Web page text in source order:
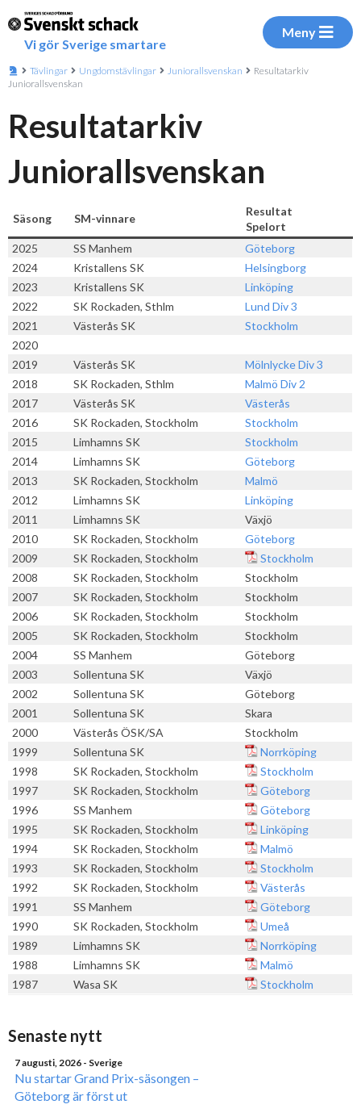
Vi gör Sverige smartare
Meny
Tävlingar Ungdomstävlingar Juniorallsvenskan
Resultatarkiv
Juniorallsvenskan
Resultatarkiv
Juniorallsvenskan
Säsong SM-vinnare
Resultat
Spelort
2025
SS Manhem
Göteborg
2024
Kristallens SK
Helsingborg
2023
Kristallens SK
Linköping
2022
SK Rockaden, Sthlm Lund Div 3
2021
Västerås SK
Stockholm
2020
2019
Västerås SK MölnlyckeDiv 3
2018
SK Rockaden, Sthlm Malmö Div 2
2017
Västerås SK
Västerås
2016
SK Rockaden, Stockholm
Stockholm
2015
Limhamns SK
Stockholm
2014
Limhamns SK
Göteborg
2013
SK Rockaden, Stockholm
Malmö
2012
Limhamns SK
Linköping
2011
Limhamns SK
Växjö
2010
SK Rockaden, Stockholm
Göteborg
2009
SK Rockaden, Stockholm
Stockholm
2008
SK Rockaden, Stockholm
Stockholm
2007
SK Rockaden, Stockholm
Stockholm
2006
SK Rockaden, Stockholm
Stockholm
2005
SK Rockaden, Stockholm
Stockholm
2004
SS Manhem
Göteborg
2003
Sollentuna SK
Växjö
2002
Sollentuna SK
Göteborg
2001
Sollentuna SK
Skara
2000
Västerås ÖSK/SA
Stockholm
1999
Sollentuna SK
Norrköping
1998
SK Rockaden, Stockholm
Stockholm
1997
SK Rockaden, Stockholm
Göteborg
1996
SS Manhem
Göteborg
1995
SK Rockaden, Stockholm
Linköping
1994
SK Rockaden, Stockholm
Malmö
1993
SK Rockaden, Stockholm
Stockholm
1992
SK Rockaden, Stockholm
Västerås
1991
SS Manhem
Göteborg
1990
SK Rockaden, Stockholm
Umeå
1989
Limhamns SK
Norrköping
1988
Limhamns SK
Malmö
1987
Wasa SK Stockholm
Senaste nytt
7 augusti, 2026 - Sverige
Nu startar Grand Prix-säsongen –
Göteborg är först ut